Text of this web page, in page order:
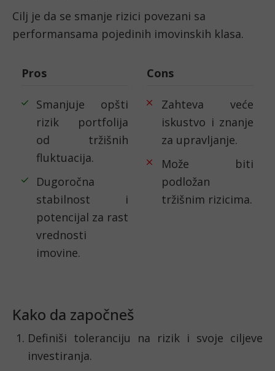
Cilj je da se smanje rizici povezani sa
performansama pojedinih imovinskih klasa.
Pros
Smanjuje opšti
rizik portfolija
od tržišnih
fluktuacija.
Dugoročna
stabilnost i
potencijal za rast
vrednosti
imovine.
Cons
Zahteva veće
iskustvo i znanje
za upravljanje.
Može biti
podložan
tržišnim rizicima.
Kako da započneš
Definiši toleranciju na rizik i svoje ciljeve
investiranja.